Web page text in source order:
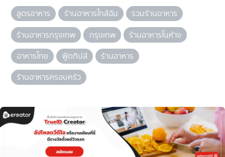
สูตรอาหาร ร้านอาหารใกล้ฉัน
รวมร้านอาหาร
ร้านอาหารกรุงเทพ
กรุงเทพ
ร้านอาหารในห้าง
อาหารไทย
ฟู้ดทิปส์
ร้านอาหาร
ร้านอาหารครอบครัว